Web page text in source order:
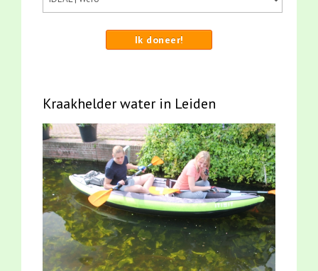
Ik doneer!
Kraakhelder water in Leiden